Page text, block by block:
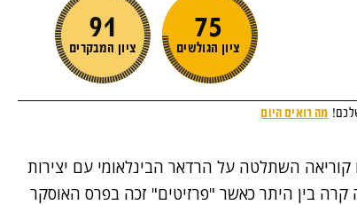
השתלטה על הרדאר הבינלאומי עם יצירות
בין היתר כאשר "פרזיטים" זכה בפרס האוסקר